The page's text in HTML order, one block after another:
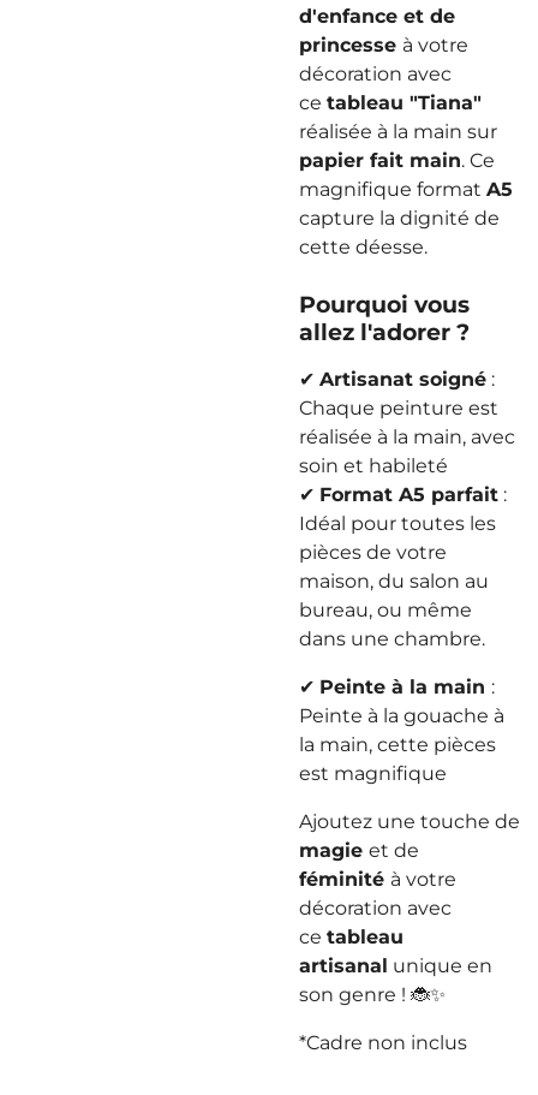
d'enfance et de
princesse à votre
décoration avec
ce tableau "Tiana"
réalisée à la main sur
papier fait main. Ce
magnifique format A5
capture la dignité de
cette déesse.
Pourquoi vous
allez l'adorer ?
✔ Artisanat soigné :
Chaque peinture est
réalisée à la main, avec
soin et habileté
✔ Format A5 parfait :
Idéal pour toutes les
pièces de votre
maison, du salon au
bureau, ou même
dans une chambre.
✔ Peinte à la main :
Peinte à la gouache à
la main, cette pièces
est magnifique
Ajoutez une touche de
magie et de
féminité à votre
décoration avec
ce tableau
artisanal unique en
son genre ! 🐞✨
*Cadre non inclus